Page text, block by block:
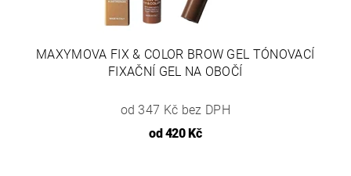
MAXYMOVA FIX & COLOR BROW GEL TÓNOVACÍ
FIXAČNÍ GEL NA OBOČÍ
od 347 Kč bez DPH
od 420 Kč